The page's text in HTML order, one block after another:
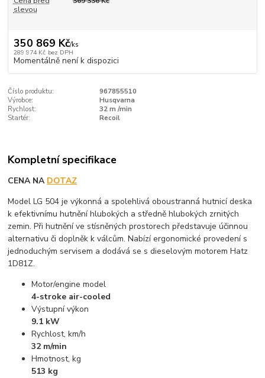
slevou
350 869 Kč/ks
289 974 Kč bez DPH
Momentálně není k dispozici
Číslo produktu:
967855510
Výrobce:
Husqvarna
Rychlost:
32 m /min
Startér:
Recoil
Kompletní specifikace
CENA NA DOTAZ
Model LG 504 je výkonná a spolehlivá oboustranná hutnicí deska
k efektivnímu hutnění hlubokých a středně hlubokých zrnitých
zemin. Při hutnění ve stísněných prostorech představuje účinnou
alternativu či doplněk k válcům. Nabízí ergonomické provedení s
jednoduchým servisem a dodává se s dieselovým motorem Hatz
1D81Z.
Motor/engine model
4-stroke air-cooled
Výstupní výkon
9.1 kW
Rychlost, km/h
32 m/min
Hmotnost, kg
513 kg